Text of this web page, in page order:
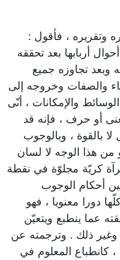
وتقريره ، فأقول :
أربابها بعد تحققه
تجاوزه جميع
والصفات وخروجه إلى
والإمكانات ، أنّى
أو حرف ، فإنه قد
بالقوة ، وبالوجوب
من هذا الوجه لا لسان
كريّة مجلوّة في نقطة
أحكام الوجوب
دورا معنويا ، فهو
عما ينطبع ويتعيّن
ذلك . وترجمته عن
كانطباع المعلوم في